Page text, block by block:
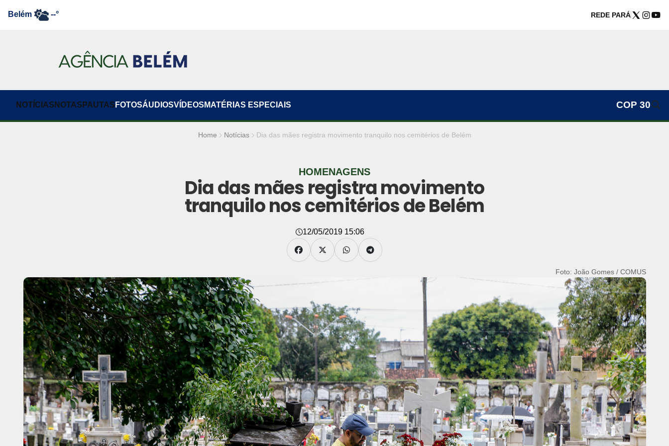
Belém --° REDE PARÁ
NOTÍCIAS NOTAS PAUTAS FOTOSÁUDIOSVÍDEOS MATÉRIAS ESPECIAIS COP 30
Home Notícias Dia das mães registra movimento tranquilo nos cemitérios de Belém
HOMENAGENS
Dia das mães registra movimento
tranquilo nos cemitérios de Belém
12/05/2019 15:06
Foto: João Gomes / COMUS